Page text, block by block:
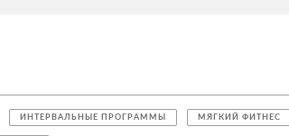
ИНТЕРВАЛЬНЫЕ ПРОГРАММЫ МЯГКИЙ ФИТНЕС